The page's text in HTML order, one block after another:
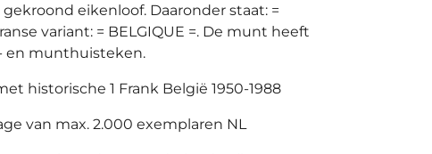
eikenloof. Daaronder staat: =
variant: = BELGIQUE =. De munt heeft
en munthuisteken.
historische 1 Frank België 1950-1988
van max. 2.000 exemplaren NL